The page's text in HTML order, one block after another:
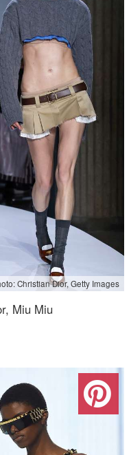
Christian Dior, Getty Images
Miu Miu